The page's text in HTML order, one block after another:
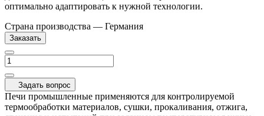
оптимально адаптировать к нужной технологии.
Страна производства — Германия
Заказать
Задать вопрос
Печи промышленные применяются для контролируемой
термообработки материалов, сушки, прокаливания, отжига,